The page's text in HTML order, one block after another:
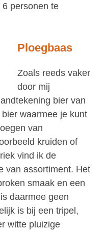
personen te
Ploegbaas
Zoals reeds vaker
door mij
bier van
waarmee je kunt
van
kruiden of
vind ik de
van assortiment. Het
smaak en een
daarmee geen
is bij een tripel,
witte pluizige